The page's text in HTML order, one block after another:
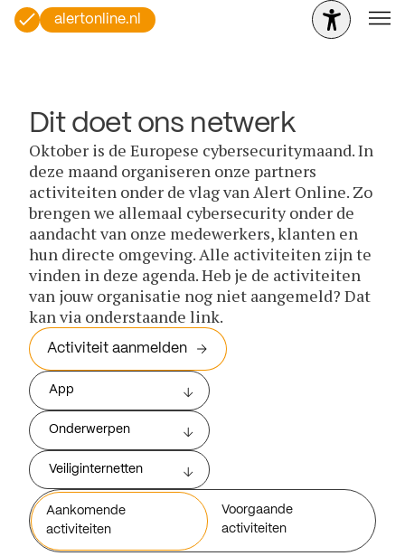
alertonline.nl
Dit doet ons netwerk
Oktober is de Europese cybersecuritymaand. In
deze maand organiseren onze partners
activiteiten onder de vlag van Alert Online. Zo
brengen we allemaal cybersecurity onder de
aandacht van onze medewerkers, klanten en
hun directe omgeving. Alle activiteiten zijn te
vinden in deze agenda. Heb je de activiteiten
van jouw organisatie nog niet aangemeld? Dat
kan via onderstaande link.
Activiteit aanmelden
App
Onderwerpen
Veiliginternetten
Aankomende
activiteiten
Voorgaande
activiteiten